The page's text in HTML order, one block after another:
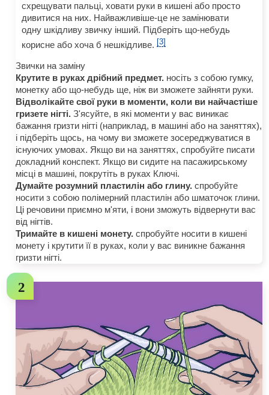
схрещувати пальці, ховати руки в кишені або просто
дивитися на них. Найважливіше-це не замінювати
одну шкідливу звичку інший. Підберіть що-небудь
корисне або хоча б нешкідливе. [3]
Звички на заміну
Крутите в руках дрібний предмет. носіть з собою гумку,
монетку або що-небудь ще, ніж ви зможете зайняти руки.
Відволікайте свої руки в моменти, коли ви найчастіше
гризете нігті. З'ясуйте, в які моменти у вас виникає
бажання гризти нігті (наприклад, в машині або на заняттях),
і підберіть щось, на чому ви зможете зосереджуватися в
існуючих умовах. Якщо ви на заняттях, спробуйте писати
докладний конспект. Якщо ви сидите на пасажирському
місці в машині, покрутіть в руках Ключі.
Думайте розумний пластилін або глину. спробуйте
носити з собою полімерний пластилін або шматочок глини.
Ці речовини приємно м'яти, і вони зможуть відвернути вас
від нігтів.
Тримайте в кишені монету. спробуйте носити в кишені
монету і крутити її в руках, коли у вас виникне бажання
гризти нігті.